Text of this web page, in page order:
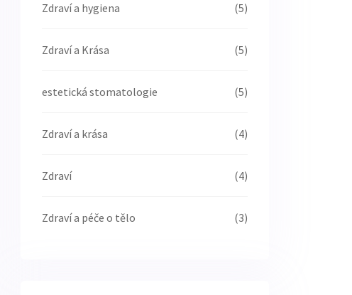
Zdraví a hygiena (5)
Zdraví a Krása (5)
estetická stomatologie (5)
Zdraví a krása (4)
Zdraví (4)
Zdraví a péče o tělo (3)